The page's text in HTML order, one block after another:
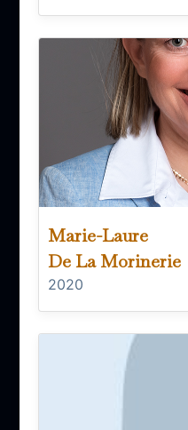
Marie-Laure
De La Morinerie
2020